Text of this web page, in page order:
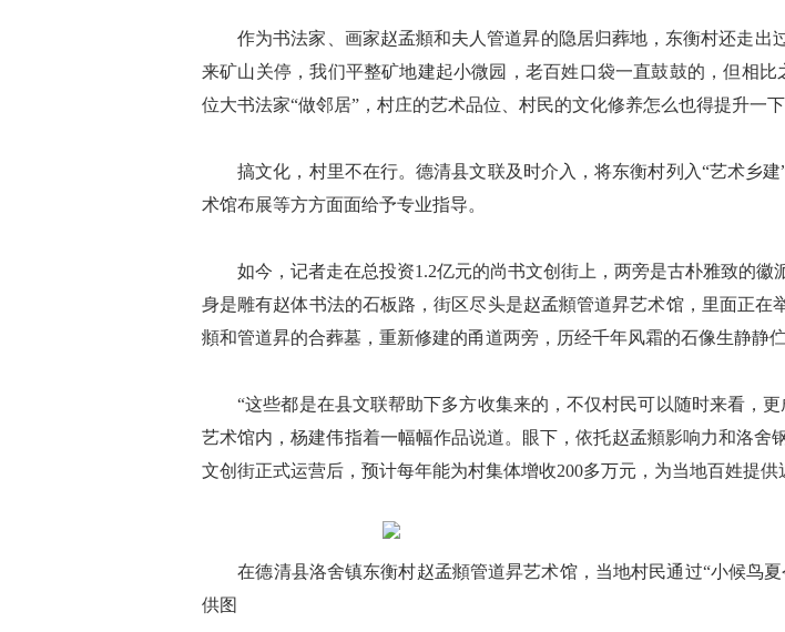
作为书法家、画家赵孟頫和夫人管道昇的隐居归葬地，东衡村还走出
来矿山关停，我们平整矿地建起小微园，老百姓口袋一直鼓鼓的，但相
位大书法家“做邻居”，村庄的艺术品位、村民的文化修养怎么也得提升一
搞文化，村里不在行。德清县文联及时介入，将东衡村列入“艺术乡建
术馆布展等方方面面给予专业指导。
如今，记者走在总投资1.2亿元的尚书文创街上，两旁是古朴雅致的徽
身是雕有赵体书法的石板路，街区尽头是赵孟頫管道昇艺术馆，里面正
頫和管道昇的合葬墓，重新修建的甬道两旁，历经千年风霜的石像生静静
“这些都是在县文联帮助下多方收集来的，不仅村民可以随时来看，更
艺术馆内，杨建伟指着一幅幅作品说道。眼下，依托赵孟頫影响力和洛
文创街正式运营后，预计每年能为村集体增收200多万元，为当地百姓提供
在德清县洛舍镇东衡村赵孟頫管道昇艺术馆，当地村民通过“小候鸟夏
供图